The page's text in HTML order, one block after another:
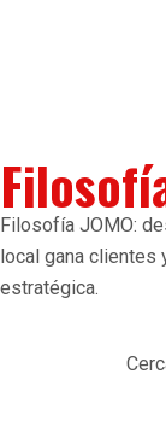
Filosofía JOMO:
local gana clientes
estratégica.